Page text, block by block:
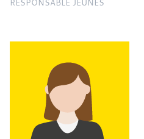
RESPONSABLE JEUNES